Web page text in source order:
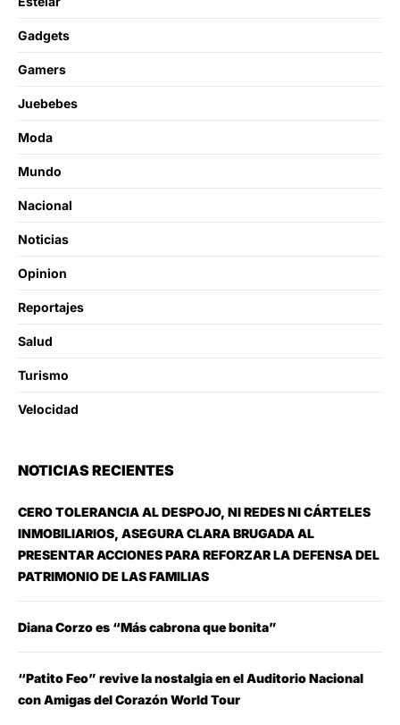
Gadgets
Gamers
Juebebes
Moda
Mundo
Nacional
Noticias
Opinion
Reportajes
Salud
Turismo
Velocidad
NOTICIAS RECIENTES
CERO TOLERANCIA AL DESPOJO, NI REDES NI CÁRTELES
INMOBILIARIOS, ASEGURA CLARA BRUGADA AL
PRESENTAR ACCIONES PARA REFORZAR LA DEFENSA DEL
PATRIMONIO DE LAS FAMILIAS
Diana Corzo es “Más cabrona que bonita”
“Patito Feo” revive la nostalgia en el Auditorio Nacional
con Amigas del Corazón World Tour